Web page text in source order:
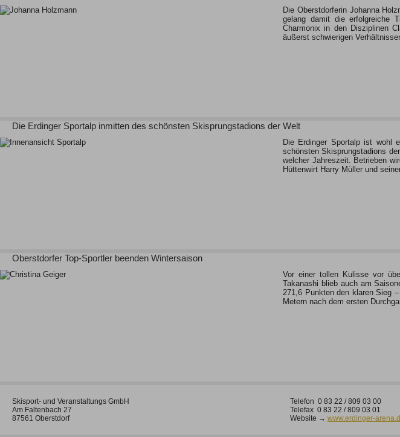
Die Oberstdorferin Johanna
gelang damit die erfolgreiche
Charmonix in den Disziplinen
äußerst schwierigen
Die Erdinger Sportalp inmitten des schönsten Skisprungstadions der Welt
Die Erdinger Sportalp ist wohl
schönsten Skisprungstadions
welcher Jahreszeit. Betrieben
Hüttenwirt Harry Müller und
Oberstdorfer Top-Sportler beenden Wintersaison
Vor einer tollen Kulisse vor
Takanashi blieb auch am
271,6 Punkten den klaren Sieg
Metern nach dem ersten
Skisport- und Veranstaltungs GmbH
Am Faltenbach 27
87561 Oberstdorf
Telefon 0 83 22 / 809 03 00
Telefax 0 83 22 / 809 03 01
Website → www.erdinger-